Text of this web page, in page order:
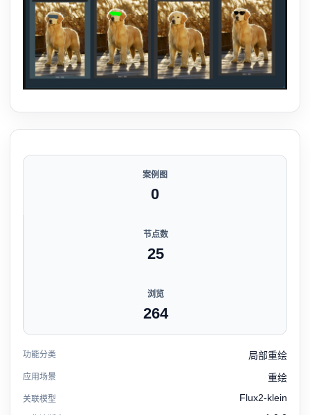
案例图
0
节点数
25
浏览
264
功能分类 局部重绘
应用场景 重绘
关联模型 Flux2-klein